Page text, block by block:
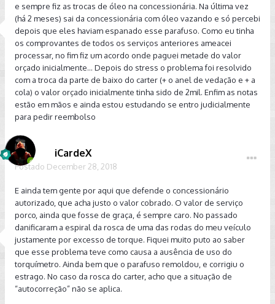
e sempre fiz as trocas de óleo na concessionária. Na última vez
(há 2 meses) sai da concessionária com óleo vazando e só percebi
depois que eles haviam espanado esse parafuso. Como eu tinha
os comprovantes de todos os serviços anteriores ameacei
processar, no fim fiz um acordo onde paguei metade do valor
orçado inicialmente... Depois do stress o problema foi resolvido
com a troca da parte de baixo do carter (+ o anel de vedação e + a
cola) o valor orçado inicialmente tinha sido de 2mil. Enfim as notas
estão em mãos e ainda estou estudando se entro judicialmente
para pedir reembolso
iCardeX
Postado December 28, 2018
E ainda tem gente por aqui que defende o concessionário
autorizado, que acha justo o valor cobrado. O valor de serviço
porco, ainda que fosse de graça, é sempre caro. No passado
danificaram a espiral da rosca de uma das rodas do meu veículo
justamente por excesso de torque. Fiquei muito puto ao saber
que esse problema teve como causa a ausência de uso do
torquímetro. Ainda bem que o parafuso remoldou, e corrigiu o
estrago. No caso da rosca do carter, acho que a situação de
“autocorreção” não se aplica.